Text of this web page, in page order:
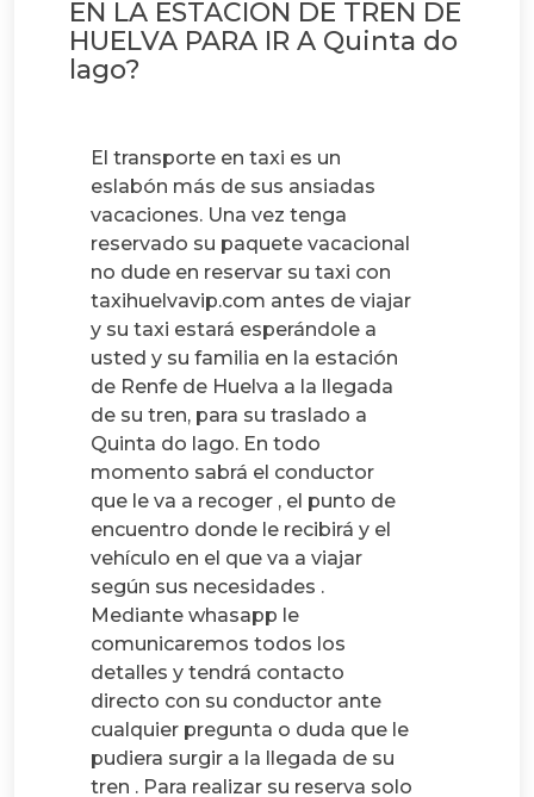
EN LA ESTACION DE TREN DE
HUELVA PARA IR A Quinta do
lago?
El transporte en taxi es un
eslabón más de sus ansiadas
vacaciones. Una vez tenga
reservado su paquete vacacional
no dude en reservar su taxi con
taxihuelvavip.com antes de viajar
y su taxi estará esperándole a
usted y su familia en la estación
de Renfe de Huelva a la llegada
de su tren, para su traslado a
Quinta do lago. En todo
momento sabrá el conductor
que le va a recoger , el punto de
encuentro donde le recibirá y el
vehículo en el que va a viajar
según sus necesidades .
Mediante whasapp le
comunicaremos todos los
detalles y tendrá contacto
directo con su conductor ante
cualquier pregunta o duda que le
pudiera surgir a la llegada de su
tren . Para realizar su reserva solo